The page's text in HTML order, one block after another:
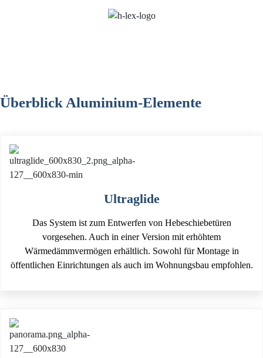
Überblick Aluminium-Elemente
Ultraglide
Das System ist zum Entwerfen von Hebeschiebetüren
vorgesehen. Auch in einer Version mit erhöhtem
Wärmedämmvermögen erhältlich. Sowohl für Montage in
öffentlichen Einrichtungen als auch im Wohnungsbau empfohlen.